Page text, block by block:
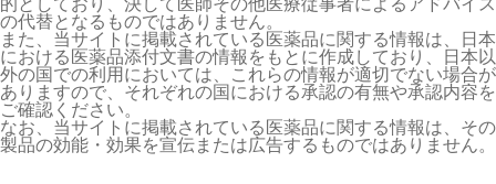
の代替となるものではありません。
また、当サイトに掲載されている医薬品に関する情報は、日本
における医薬品添付文書の情報をもとに作成しており、日本以
外の国での利用においては、これらの情報が適切でない場合が
ありますので、それぞれの国における承認の有無や承認内容を
ご確認ください。
なお、当サイトに掲載されている医薬品に関する情報は、その
製品の効能・効果を宣伝または広告するものではありません。